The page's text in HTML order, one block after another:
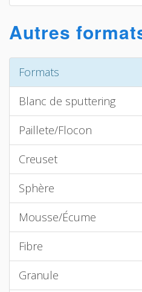
Autres
Formats
Blanc de sputtering
Paillete/Flocon
Creuset
Sphère
Mousse/Écume
Fibre
Granule